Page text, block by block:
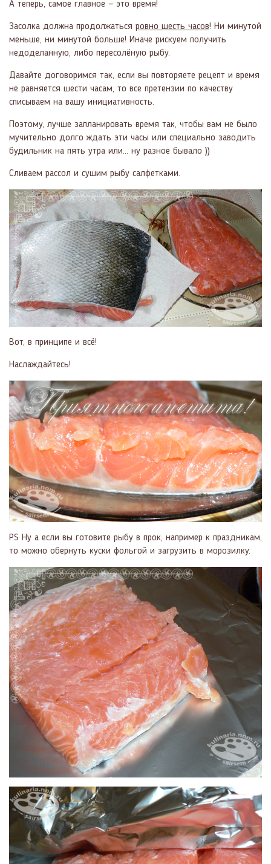
А теперь, самое главное — это время!
Засолка должна продолжаться ровно шесть часов! Ни минутой
меньше, ни минутой больше! Иначе рискуем получить
недоделанную, либо пересолёную рыбу.
Давайте договоримся так, если вы повторяете рецепт и время
не равняется шести часам, то все претензии по качеству
списываем на вашу инициативность.
Поэтому, лучше запланировать время так, чтобы вам не было
мучительно долго ждать эти часы или специально заводить
будильник на пять утра или... ну разное бывало ))
Сливаем рассол и сушим рыбу салфетками.
Вот, в принципе и всё!
Наслаждайтесь!
PS Ну а если вы готовите рыбу в прок, например к праздникам,
то можно обернуть куски фольгой и загрузить в морозилку.